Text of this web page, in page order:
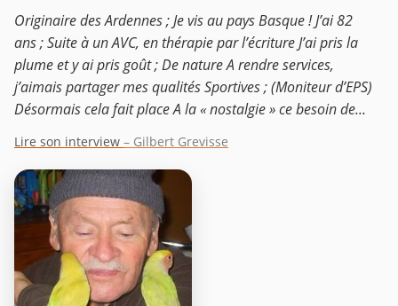
Originaire des Ardennes ; Je vis au pays Basque ! J’ai 82
ans ; Suite à un AVC, en thérapie par l’écriture J’ai pris la
plume et y ai pris goût ; De nature A rendre services,
j’aimais partager mes qualités Sportives ; (Moniteur d’EPS)
Désormais cela fait place A la « nostalgie » ce besoin de...
Lire son interview – Gilbert Grevisse